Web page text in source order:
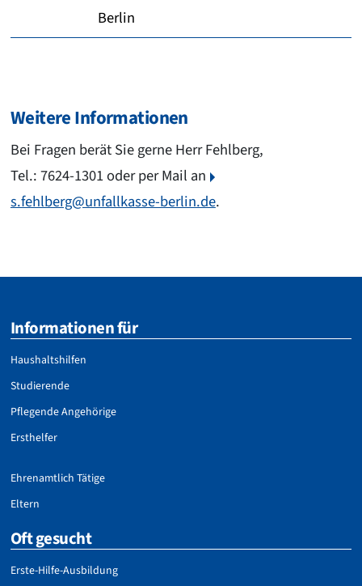
Berlin
Weitere Informationen
Bei Fragen berät Sie gerne Herr Fehlberg,
Tel.: 7624-1301 oder per Mail an
s.fehlberg@unfallkasse-berlin.de.
Informationen für
Haushaltshilfen
Studierende
Pflegende Angehörige
Ersthelfer
Ehrenamtlich Tätige
Eltern
Oft gesucht
Erste-Hilfe-Ausbildung